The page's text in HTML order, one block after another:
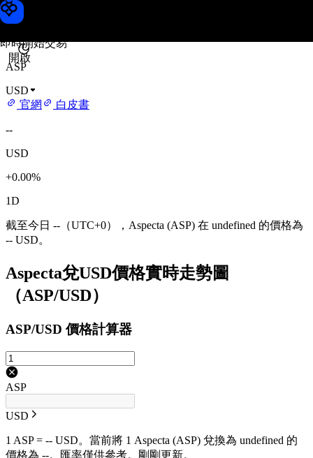
即時開始交易
開啟
Aspecta 價格
ASP
USD
官網
白皮書
--
USD
+0.00%
1D
截至今日 --（UTC+0），Aspecta (ASP) 在 undefined 的價格為
-- USD。
Aspecta兌USD價格實時走勢圖
（ASP/USD）
ASP/USD 價格計算器
ASP
USD
1 ASP = -- USD。當前將 1 Aspecta (ASP) 兌換為 undefined 的
價格為 --。匯率僅供參考。剛剛更新。